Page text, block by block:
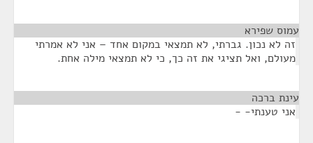
עמוס שפירא
זה לא נכון. גברתי, לא תמצאי במקום אחד – אני לא אמרתי
מעולם, ואל תציגי את זה כך, כי לא תמצאי מילה אחת.
עינת ברכה
אני טענתי- -